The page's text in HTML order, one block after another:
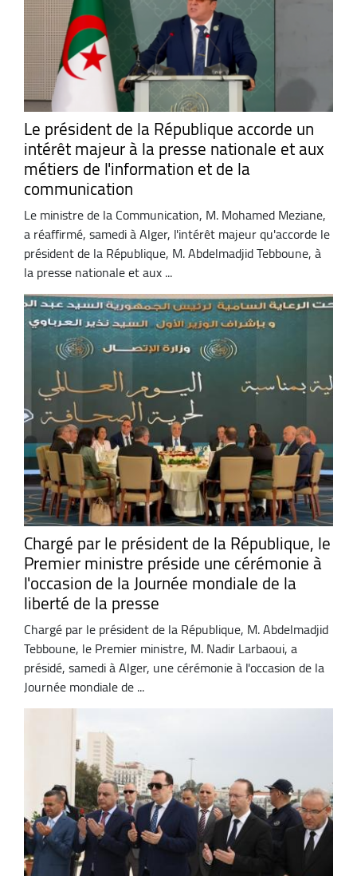
Le président de la République accorde un
intérêt majeur à la presse nationale et aux
métiers de l'information et de la
communication
Le ministre de la Communication, M. Mohamed Meziane,
a réaffirmé, samedi à Alger, l'intérêt majeur qu'accorde le
président de la République, M. Abdelmadjid Tebboune, à
la presse nationale et aux ...
Chargé par le président de la République, le
Premier ministre préside une cérémonie à
l'occasion de la Journée mondiale de la
liberté de la presse
Chargé par le président de la République, M. Abdelmadjid
Tebboune, le Premier ministre, M. Nadir Larbaoui, a
présidé, samedi à Alger, une cérémonie à l'occasion de la
Journée mondiale de ...